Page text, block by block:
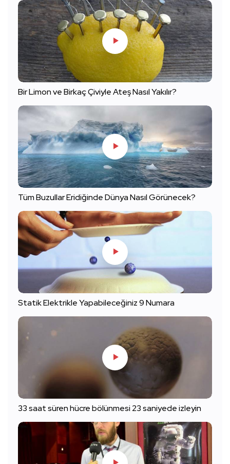
Bir Limon ve Birkaç Çiviyle Ateş Nasıl Yakılır?
Tüm Buzullar Eridiğinde Dünya Nasıl Görünecek?
Statik Elektrikle Yapabileceğiniz 9 Numara
33 saat süren hücre bölünmesi 23 saniyede izleyin